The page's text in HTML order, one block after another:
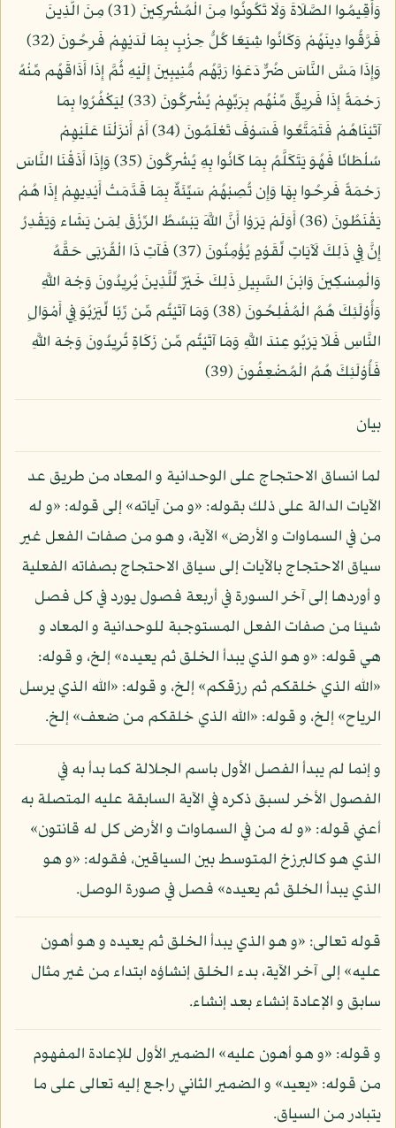
وَأَقِيمُوا الصَّلَاةَ وَلَا تَكُونُوا مِنَ الْمُشْرِكِينَ (31) مِنَ الَّذِينَ
فَرَّقُوا دِينَهُمْ وَكَانُوا شِيَعًا كُلُّ حِزْبٍ بِمَا لَدَيْهِمْ فَرِحُونَ (32)
وَإِذَا مَسَّ النَّاسَ ضُرٌّ دَعَوْا رَبَّهُم مُّنِيبِينَ إِلَيْهِ ثُمَّ إِذَا أَذَاقَهُم مِّنْهُ
رَحْمَةً إِذَا فَرِيقٌ مِّنْهُم بِرَبِّهِمْ يُشْرِكُونَ (33) لِيَكْفُرُوا بِمَا
آتَيْنَاهُمْ فَتَمَتَّعُوا فَسَوْفَ تَعْلَمُونَ (34) أَمْ أَنزَلْنَا عَلَيْهِمْ
سُلْطَانًا فَهُوَ يَتَكَلَّمُ بِمَا كَانُوا بِهِ يُشْرِكُونَ (35) وَإِذَا أَذَقْنَا النَّاسَ
رَحْمَةً فَرِحُوا بِهَا وَإِن تُصِبْهُمْ سَيِّئَةٌ بِمَا قَدَّمَتْ أَيْدِيهِمْ إِذَا هُمْ
يَقْنَطُونَ (36) أَوَلَمْ يَرَوْا أَنَّ اللَّهَ يَبْسُطُ الرِّزْقَ لِمَن يَشَاء وَيَقْدِرُ
إِنَّ فِي ذَلِكَ لَآيَاتٍ لِّقَوْمٍ يُؤْمِنُونَ (37) فَآتِ ذَا الْقُرْبَى حَقَّهُ
وَالْمِسْكِينَ وَابْنَ السَّبِيلِ ذَلِكَ خَيْرٌ لِّلَّذِينَ يُرِيدُونَ وَجْهَ اللَّهِ
وَأُوْلَئِكَ هُمُ الْمُفْلِحُونَ (38) وَمَا آتَيْتُم مِّن رِّبًا لِّيَرْبُوَ فِي أَمْوَالِ
النَّاسِ فَلَا يَرْبُو عِندَ اللَّهِ وَمَا آتَيْتُم مِّن زَكَاةٍ تُرِيدُونَ وَجْهَ اللَّهِ
فَأُوْلَئِكَ هُمُ الْمُضْعِفُونَ (39)
بيان
لما انساق الاحتجاج على الوحدانية و المعاد من طريق عد
الآيات الدالة على ذلك بقوله: «و من آياته» إلى قوله: «و له
من في السماوات و الأرض» الآية، و هو من صفات الفعل غير
سياق الاحتجاج بالآيات إلى سياق الاحتجاج بصفاته الفعلية
و أوردها إلى آخر السورة في أربعة فصول يورد في كل فصل
شيئا من صفات الفعل المستوجبة للوحدانية و المعاد و
هي قوله: «و هو الذي يبدأ الخلق ثم يعيده» إلخ، و قوله:
«الله الذي خلقكم ثم رزقكم» إلخ، و قوله: «الله الذي يرسل
الرياح» إلخ، و قوله: «الله الذي خلقكم من ضعف» إلخ.
و إنما لم يبدأ الفصل الأول باسم الجلالة كما بدأ به في
الفصول الأخر لسبق ذكره في الآية السابقة عليه المتصلة به
أعني قوله: «و له من في السماوات و الأرض كل له قانتون»
الذي هو كالبرزخ المتوسط بين السياقين، فقوله: «و هو
الذي يبدأ الخلق ثم يعيده» فصل في صورة الوصل.
قوله تعالى: «و هو الذي يبدأ الخلق ثم يعيده و هو أهون
عليه» إلى آخر الآية، بدء الخلق إنشاؤه ابتداء من غير مثال
سابق و الإعادة إنشاء بعد إنشاء.
و قوله: «و هو أهون عليه» الضمير الأول للإعادة المفهوم
من قوله: «يعيد» و الضمير الثاني راجع إليه تعالى على ما
يتبادر من السياق.